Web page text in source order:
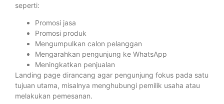
seperti:
Promosi jasa
Promosi produk
Mengumpulkan calon pelanggan
Mengarahkan pengunjung ke WhatsApp
Meningkatkan penjualan
Landing page dirancang agar pengunjung fokus pada satu
tujuan utama, misalnya menghubungi pemilik usaha atau
melakukan pemesanan.